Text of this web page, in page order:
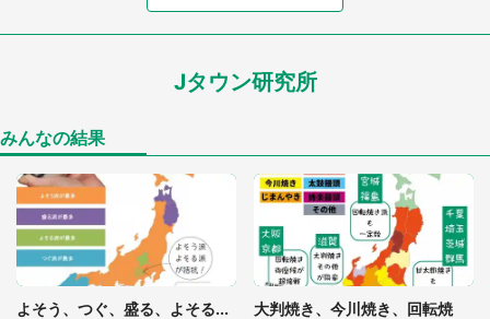
7万人驚がく 「お菓子売り場ならまだしも...」「ハ
ードル高い」
あまりにも四角すぎる猫、激写される 「これもう
「閉所恐怖症の私は新幹線で大パニック。隣席の青
年に『手を繋いで』とお願いしたら...」 体験談に
8万人感動
Jタウン研究所
みんなの結果
よそう、つぐ、盛る、よそる...
大判焼き、今川焼き、回転焼